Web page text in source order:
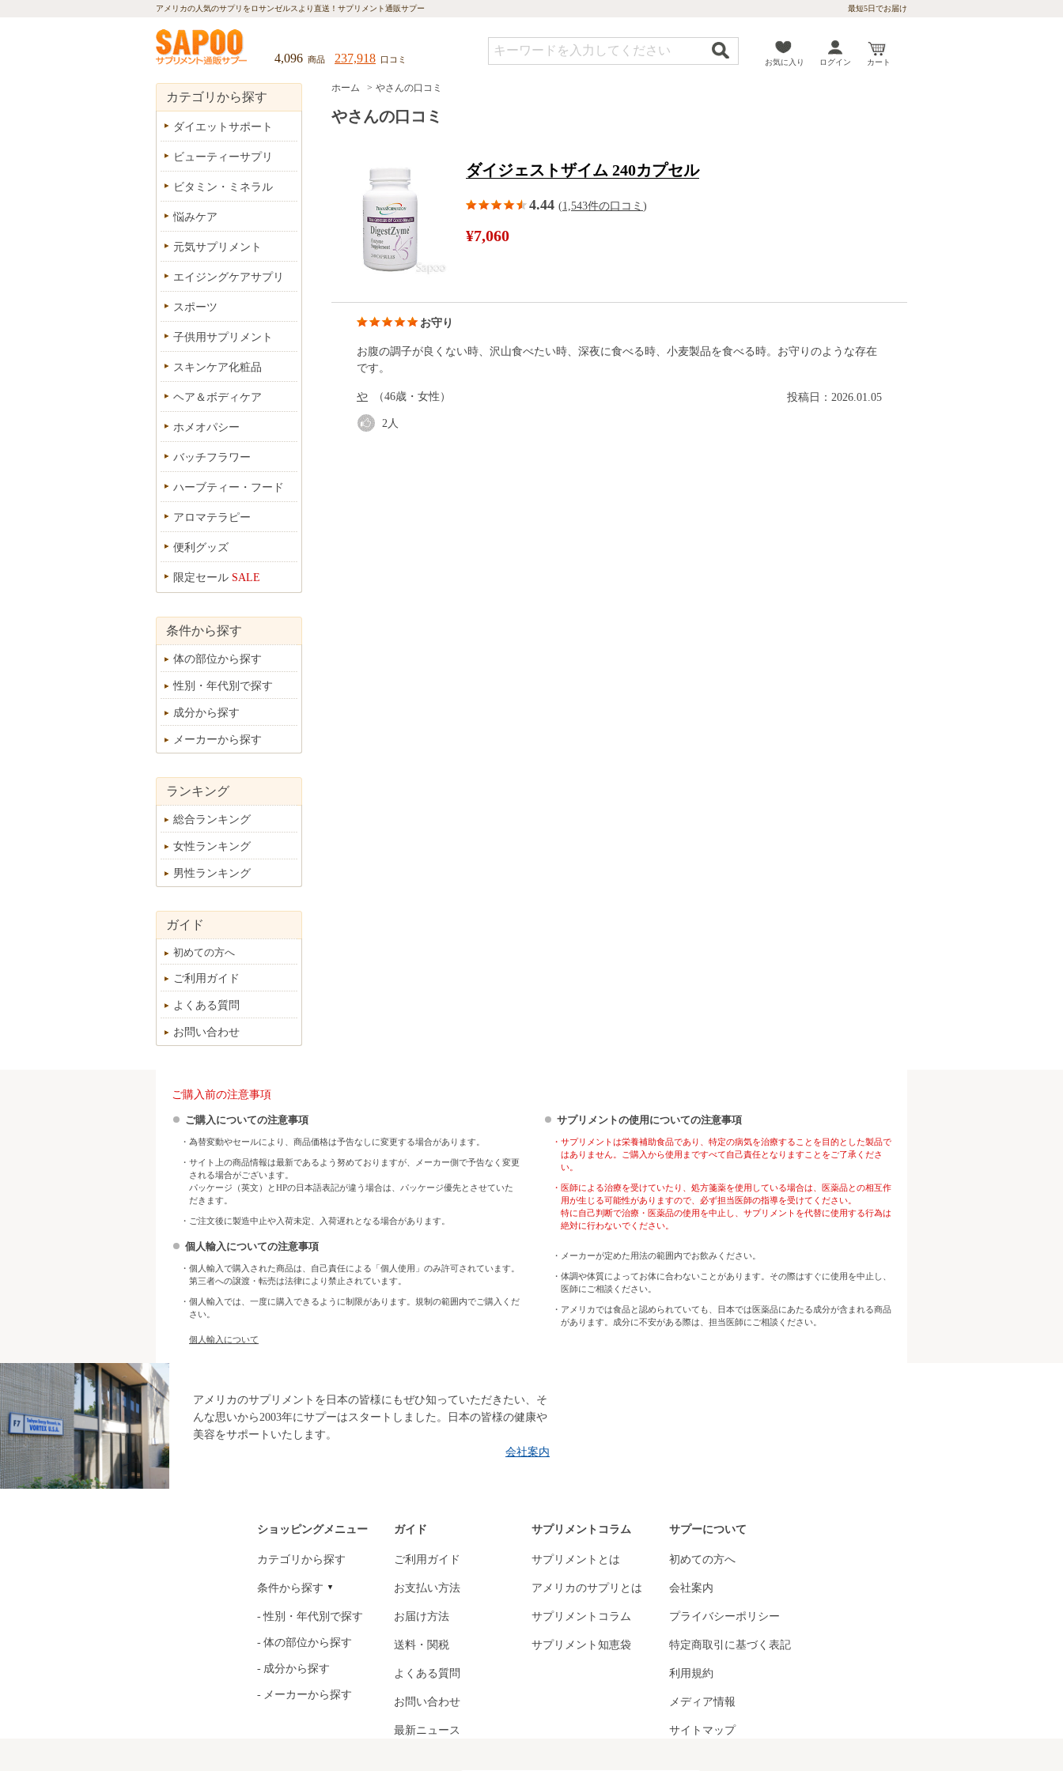
アメリカの人気のサプリをロサンゼルスより直送！ サプリメント通販サプー 最短5日でお届け
4,096 商品 237,918 口コミ お気に入り ログイン カート
ホーム やさんの口コミ
やさんの口コミ
ダイジェストザイム 240カプセル
4.44 (1,543件の口コミ )
¥7,060
お守り
お腹の調子が良くない時、沢山食べたい時、深夜に食べる時、小麦製品を食べる時。お守りのような存在
です。
投稿日：2026.01.05
や （46歳・女性）
2人
カテゴリから探す
ダイエットサポート
ビューティーサプリ
ビタミン・ミネラル
悩みケア
元気サプリメント
エイジングケアサプリ
スポーツ
子供用サプリメント
スキンケア化粧品
ヘア＆ボディケア
ホメオパシー
バッチフラワー
ハーブティー・フード
アロマテラピー
便利グッズ
限定セール SALE
条件から探す
体の部位から探す
性別・年代別で探す
成分から探す
メーカーから探す
ランキング
総合ランキング
女性ランキング
男性ランキング
ガイド
初めての方へ
ご利用ガイド
よくある質問
お問い合わせ
ご購入前の注意事項
ご購入についての注意事項
・為替変動やセールにより、商品価格は予告なしに変更する場合があります。
・サイト上の商品情報は最新であるよう努めておりますが、メーカー側で予告なく変更
される場合がございます。
パッケージ（英文）とHPの日本語表記が違う場合は、パッケージ優先とさせていた
だきます。
・ご注文後に製造中止や入荷未定、入荷遅れとなる場合があります。
個人輸入についての注意事項
・個人輸入で購入された商品は、自己責任による「個人使用」のみ許可されています。
第三者への譲渡・転売は法律により禁止されています。
・個人輸入では、一度に購入できるように制限があります。規制の範囲内でご購入くだ
さい。
個人輸入について
サプリメントの使用についての注意事項
・サプリメントは栄養補助食品であり、特定の病気を治療することを目的とした製品で
はありません。ご購入から使用まですべて自己責任となりますことをご了承くださ
い。
・医師による治療を受けていたり、処方箋薬を使用している場合は、医薬品との相互作
用が生じる可能性がありますので、必ず担当医師の指導を受けてください。
特に自己判断で治療・医薬品の使用を中止し、サプリメントを代替に使用する行為は
絶対に行わないでください。
・メーカーが定めた用法の範囲内でお飲みください。
・体調や体質によってお体に合わないことがあります。その際はすぐに使用を中止し、
医師にご相談ください。
・アメリカでは食品と認められていても、日本では医薬品にあたる成分が含まれる商品
があります。成分に不安がある際は、担当医師にご相談ください。
アメリカのサプリメントを日本の皆様にもぜひ知っていただきたい、そ
んな思いから2003年にサプーはスタートしました。日本の皆様の健康や
美容をサポートいたします。
会社案内
ショッピングメニュー
カテゴリから探す
条件から探す
性別・年代別で探す
体の部位から探す
成分から探す
メーカーから探す
ガイド
ご利用ガイド
お支払い方法
お届け方法
送料・関税
よくある質問
お問い合わせ
最新ニュース
サプリメントコラム
サプリメントとは
アメリカのサプリとは
サプリメントコラム
サプリメント知恵袋
サプーについて
初めての方へ
会社案内
プライバシーポリシー
特定商取引に基づく表記
利用規約
メディア情報
サイトマップ